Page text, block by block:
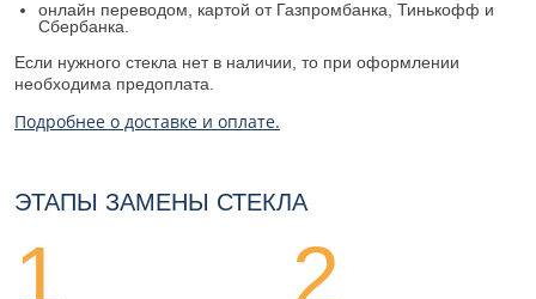
онлайн переводом, картой от Газпромбанка, Тинькофф и
Сбербанка.
Если нужного стекла нет в наличии, то при оформлении
необходима предоплата.
Подробнее о доставке и оплате.
ЭТАПЫ ЗАМЕНЫ СТЕКЛА
1 2